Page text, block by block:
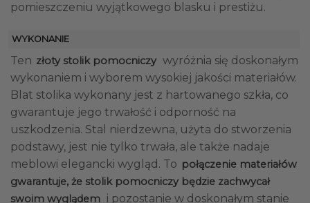
pomieszczeniu wyjątkowego blasku i prestiżu.
WYKONANIE
Ten złoty stolik pomocniczy wyróżnia się doskonałym
wykonaniem i wyborem wysokiej jakości materiałów.
Blat stolika wykonany jest z hartowanego szkła, co
gwarantuje jego trwałość i odporność na
uszkodzenia. Stal nierdzewna, użyta do stworzenia
podstawy, jest nie tylko trwała, ale także nadaje
meblowi elegancki wygląd. To połączenie materiałów
gwarantuje, że stolik pomocniczy będzie zachwycał
swoim wyglądem i pozostanie w doskonałym stanie